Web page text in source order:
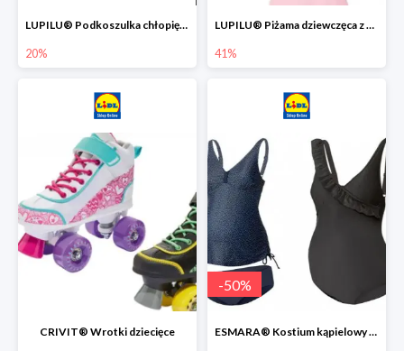
LUPILU® Podkoszulka chłopięca z bawełny -20%
20%
LUPILU® Piżama dziewczęca z bawełny -41%
41%
CRIVIT® Wrotki dziecięce
-50%
ESMARA® Kostium kąpielowy ciążowy lub tankini ciążowe -50%